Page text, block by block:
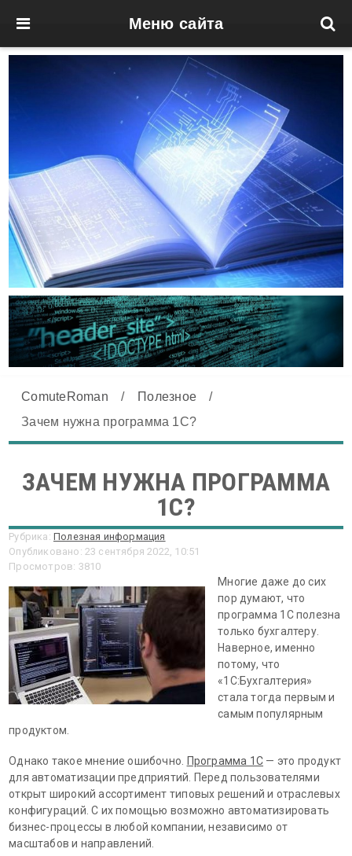
Меню сайта
ComuteRoman / Полезное
/
Зачем нужна программа 1С?
ЗАЧЕМ НУЖНА ПРОГРАММА
1С?
Рубрика: Полезная информация
Опубликовано: 23 сентября 2022, 10:51
Просмотров: 3810
Многие даже до сих
пор думают, что
программа 1С полезна
только бухгалтеру.
Наверное, именно
потому, что
«1С:Бухгалтерия»
стала тогда первым и
самым популярным
продуктом.
Однако такое мнение ошибочно. Программа 1С — это продукт
для автоматизации предприятий. Перед пользователями
открыт широкий ассортимент типовых решений и отраслевых
конфигураций. С их помощью возможно автоматизировать
бизнес-процессы в любой компании, независимо от
масштабов и направлений.